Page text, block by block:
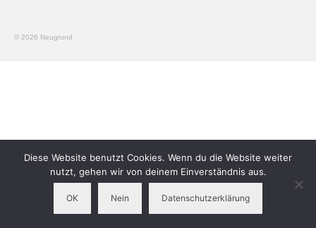
© 2026 Neugrund
Diese Website benutzt Cookies. Wenn du die Website weiter
nutzt, gehen wir von deinem Einverständnis aus.
OK Nein Datenschutzerklärung